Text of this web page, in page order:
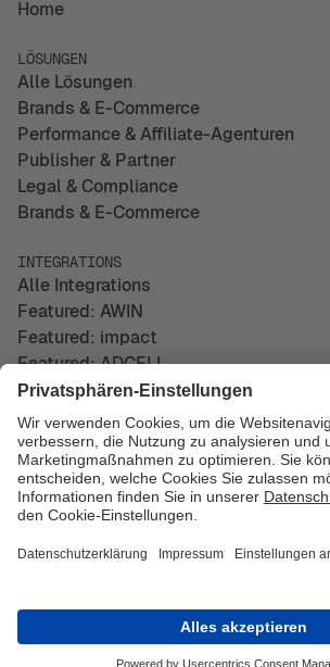
Home
LÖSUNGEN
Alle Lösungen
Brands & E-Commerce
Performance & Affiliate-Agenturen
Publisher & Partner
Legal & Compliance
Brands & E-Commerce
INTEGRATIONS
Alle Integrations
Featured: AWIN
Featured: impact
Featured: ADCELL
UNTERNEHMEN
Über uns
Kontakt
Impressum
Datenschutz
© Copyright 2026 easy Marketing GmbH